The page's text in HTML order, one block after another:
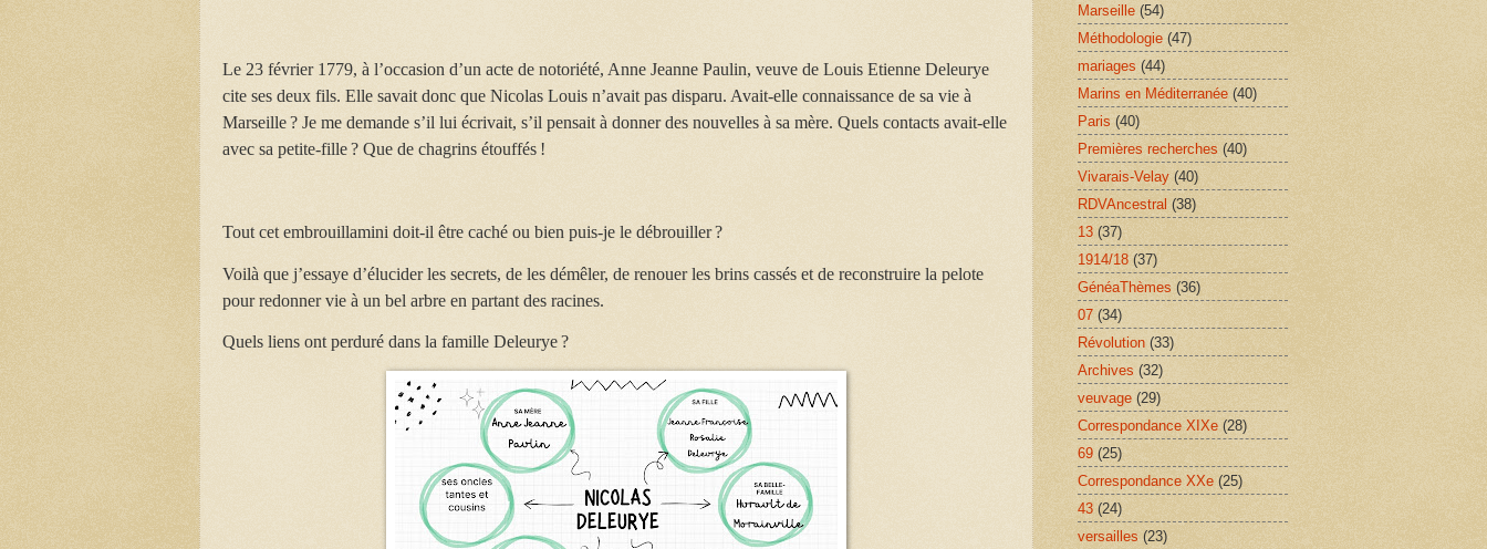
Le 23 février 1779, à l’occasion d’un acte de notoriété, Anne Jeanne Paulin, veuve de Louis Etienne Deleurye
cite ses deux fils. Elle savait donc que Nicolas Louis n’avait pas disparu. Avait-elle connaissance de sa vie à
Marseille ? Je me demande s’il lui écrivait, s’il pensait à donner des nouvelles à sa mère. Quels contacts avait-elle
avec sa petite-fille ? Que de chagrins étouffés !
Tout cet embrouillamini doit-il être caché ou bien puis-je le débrouiller ?
Voilà que j’essaye d’élucider les secrets, de les démêler, de renouer les brins cassés et de reconstruire la pelote
pour redonner vie à un bel arbre en partant des racines.
Quels liens ont perduré dans la famille Deleurye ?
Marseille (54)
Méthodologie (47)
mariages (44)
Marins en Méditerranée (40)
Paris (40)
Premières recherches (40)
Vivarais-Velay (40)
RDVAncestral (38)
13 (37)
1914/18 (37)
GénéaThèmes (36)
07 (34)
Révolution (33)
Archives (32)
veuvage (29)
Correspondance XIXe (28)
69 (25)
Correspondance XXe (25)
43 (24)
versailles (23)